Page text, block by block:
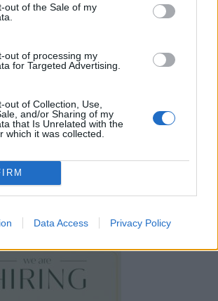
out of the Sale of my
out of processing my
for Targeted Advertising.
out of Collection, Use,
and/or Sharing of my
that Is Unrelated with the
which it was collected.
Data Access Privacy Policy